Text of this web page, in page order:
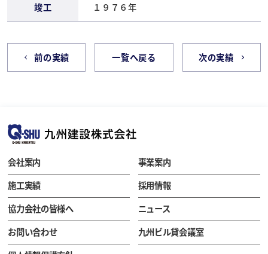
竣工 １９７６年
前の実績 一覧へ戻る 次の実績
会社案内
事業案内
施工実績
採用情報
協力会社の皆様へ
ニュース
お問い合わせ
九州ビル貸会議室